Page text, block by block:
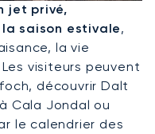
jet privé,
saison estivale,
la vie
visiteurs peuvent
découvrir Dalt
Cala Jondal ou
le calendrier des